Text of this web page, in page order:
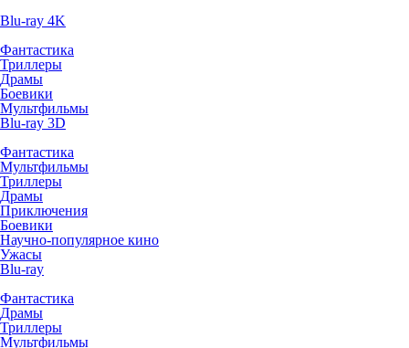
Blu-ray 4K
Фантастика
Триллеры
Драмы
Боевики
Мультфильмы
Blu-ray 3D
Фантастика
Мультфильмы
Триллеры
Драмы
Приключения
Боевики
Научно-популярное кино
Ужасы
Blu-ray
Фантастика
Драмы
Триллеры
Мультфильмы